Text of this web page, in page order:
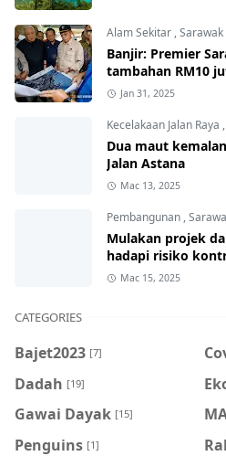
Alam Sekitar ,Sarawak
Banjir: Premier
tambahan RM10
Jan 31, 2025
Kecelakaan Jalan Raya ,
Dua maut
Jalan Astana
Mac 13, 2025
Pembangunan ,
Mulakan projek
hadapi risiko
Mac 15, 2025
CATEGORIES
Bajet2023 [7]
Dadah [19]
Gawai Dayak [15]
Penguins [1]